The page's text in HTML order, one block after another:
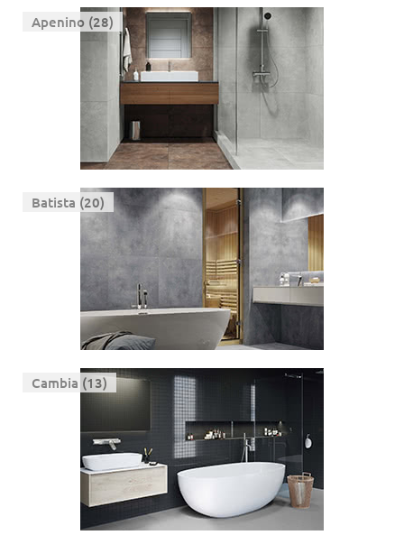
Apenino (28)
Batista (20)
Cambia (13)